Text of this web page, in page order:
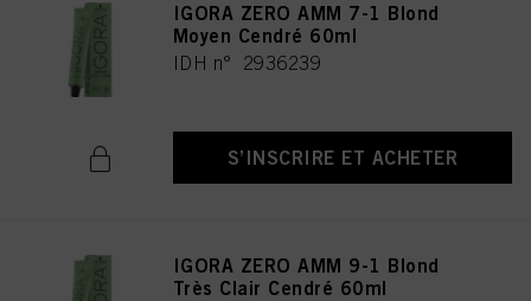
IGORA ZERO AMM 7-1 Blond
Moyen Cendré 60ml
IDH n° 2936239
S’INSCRIRE ET ACHETER
IGORA ZERO AMM 9-1 Blond
Très Clair Cendré 60ml